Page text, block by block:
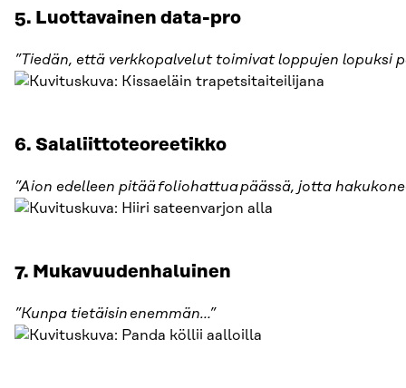
5. Luottavainen data-pro
”Tiedän, että verkkopalvelut toimivat loppujen lopuksi
6. Salaliittoteoreetikko
”Aion edelleen pitää foliohattua päässä, jotta
7. Mukavuudenhaluinen
”Kunpa tietäisin enemmän…”